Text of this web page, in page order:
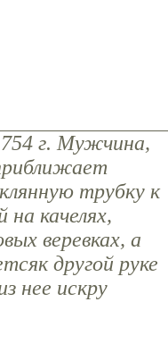
г. Мужчина,
трубку к
качелях,
веревках, а
другой руке
нее искру